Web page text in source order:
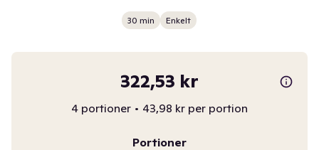
30 min Enkelt
322,53 kr
4 portioner • 43,98 kr per portion
Portioner